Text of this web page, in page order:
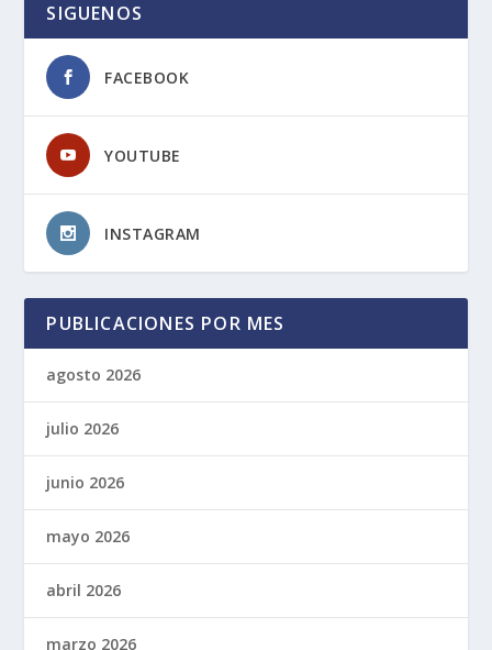
SIGUENOS
FACEBOOK
YOUTUBE
INSTAGRAM
PUBLICACIONES POR MES
agosto 2026
julio 2026
junio 2026
mayo 2026
abril 2026
marzo 2026